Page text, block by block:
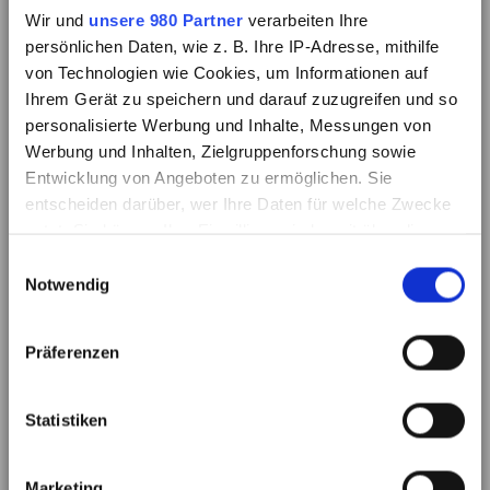
Wir und unsere 980 Partner verarbeiten Ihre
persönlichen Daten, wie z. B. Ihre IP-Adresse, mithilfe
von Technologien wie Cookies, um Informationen auf
Ihrem Gerät zu speichern und darauf zuzugreifen und so
personalisierte Werbung und Inhalte, Messungen von
Werbung und Inhalten, Zielgruppenforschung sowie
Entwicklung von Angeboten zu ermöglichen. Sie
entscheiden darüber, wer Ihre Daten für welche Zwecke
Trigger Symbol ändern oder widerrufen
Erfahren Sie mehr darüber, wie Ihre persönlichen Daten
verarbeitet werden, und legen Sie Ihre Präferenzen im
Wir verwenden Cookies, um Inhalte und Anzeigen zu
Notwendig
Präferenzen
Statistiken
Besuchen Sie unseren Info-Tag und lernen Sie
unser Haus kennen.